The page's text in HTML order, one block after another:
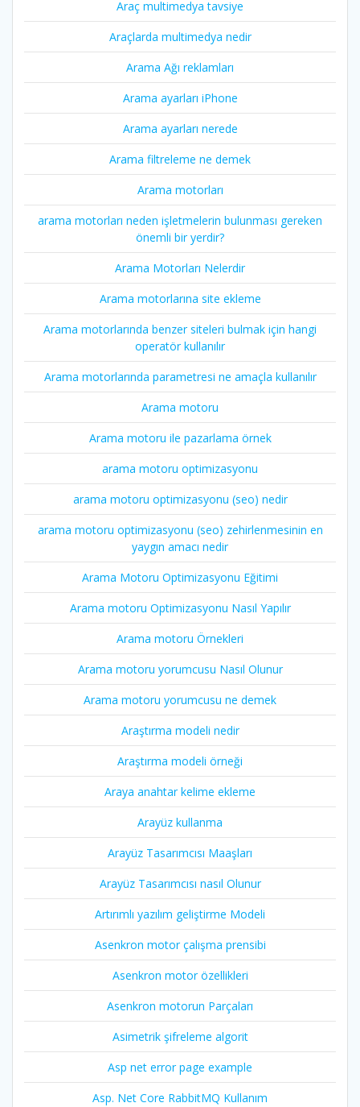
Araç multimedya tavsiye
Araçlarda multimedya nedir
Arama Ağı reklamları
Arama ayarları iPhone
Arama ayarları nerede
Arama filtreleme ne demek
Arama motorları
arama motorları neden işletmelerin bulunması gereken
önemli bir yerdir?
Arama Motorları Nelerdir
Arama motorlarına site ekleme
Arama motorlarında benzer siteleri bulmak için hangi
operatör kullanılır
Arama motorlarında parametresi ne amaçla kullanılır
Arama motoru
Arama motoru ile pazarlama örnek
arama motoru optimizasyonu
arama motoru optimizasyonu (seo) nedir
arama motoru optimizasyonu (seo) zehirlenmesinin en
yaygın amacı nedir
Arama Motoru Optimizasyonu Eğitimi
Arama motoru Optimizasyonu Nasıl Yapılır
Arama motoru Örnekleri
Arama motoru yorumcusu Nasıl Olunur
Arama motoru yorumcusu ne demek
Araştırma modeli nedir
Araştırma modeli örneği
Araya anahtar kelime ekleme
Arayüz kullanma
Arayüz Tasarımcısı Maaşları
Arayüz Tasarımcısı nasıl Olunur
Artırımlı yazılım geliştirme Modeli
Asenkron motor çalışma prensibi
Asenkron motor özellikleri
Asenkron motorun Parçaları
Asimetrik şifreleme algorit
Asp net error page example
Asp. Net Core RabbitMQ Kullanım